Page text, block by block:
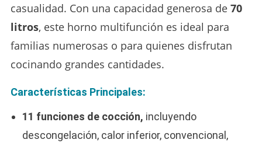
casualidad. Con una capacidad generosa de 70
litros, este horno multifunción es ideal para
familias numerosas o para quienes disfrutan
cocinando grandes cantidades.
Características Principales:
11 funciones de cocción, incluyendo
descongelación, calor inferior, convencional,